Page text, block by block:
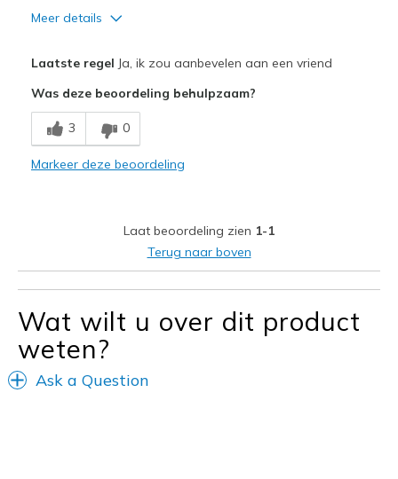
Meer details
Comfortable
Stylish
Feels true to width
Sizing
Feels true to size
Laatste regel Ja, ik zou aanbevelen aan een vriend
Was deze beoordeling behulpzaam?
3 0
Markeer deze beoordeling
Laat beoordeling zien 1-1
Terug naar boven
Wat wilt u over dit product
weten?
Ask a Question